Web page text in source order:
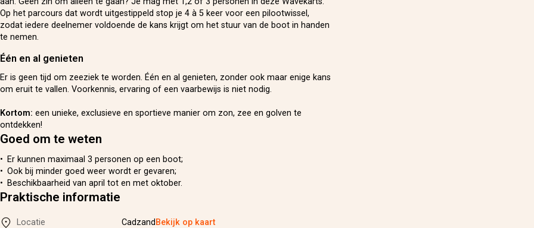
Op het parcours dat wordt uitgestippeld stop je 4 à 5 keer voor een pilootwissel,
zodat iedere deelnemer voldoende de kans krijgt om het stuur van de boot in handen
te nemen.
Één en al genieten
Er is geen tijd om zeeziek te worden. Één en al genieten, zonder ook maar enige kans
om eruit te vallen. Voorkennis, ervaring of een vaarbewijs is niet nodig.
Kortom: een unieke, exclusieve en sportieve manier om zon, zee en golven te
ontdekken!
Goed om te weten
Er kunnen maximaal 3 personen op een boot;
Ook bij minder goed weer wordt er gevaren;
Beschikbaarheid van april tot en met oktober.
Praktische informatie
Locatie Cadzand Bekijk op kaart